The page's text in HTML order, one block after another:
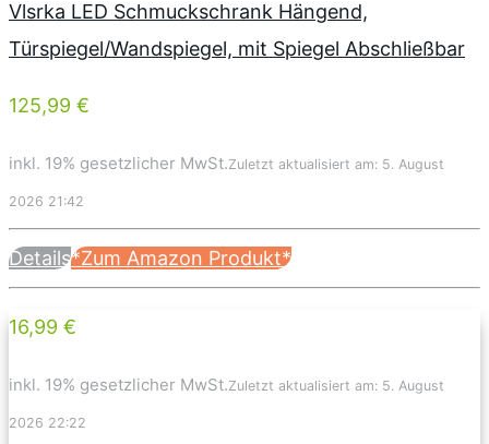
Vlsrka LED Schmuckschrank Hängend,
Türspiegel/Wandspiegel, mit Spiegel Abschließbar
125,99 €
inkl. 19% gesetzlicher MwSt.Zuletzt aktualisiert am: 5. August
2026 21:42
Details*Zum Amazon Produkt*
16,99 €
inkl. 19% gesetzlicher MwSt.Zuletzt aktualisiert am: 5. August
2026 22:22